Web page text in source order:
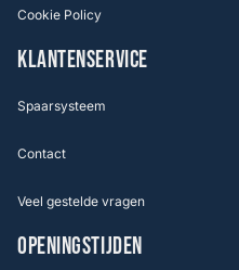
Cookie Policy
KLANTENSERVICE
Spaarsysteem
Contact
Veel gestelde vragen
OPENINGSTIJDEN